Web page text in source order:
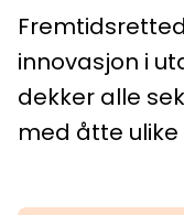
innovasjon i
dekker alle
med åtte